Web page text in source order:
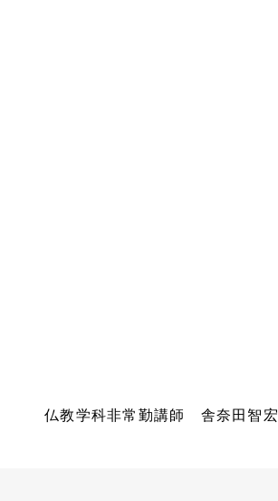
仏教学科非常勤講師 舎奈田智宏